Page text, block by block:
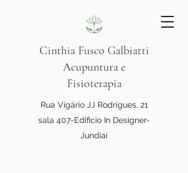
Cinthia Fusco Galbiatti
Acupuntura e
Fisioterapia
Rua Vigário JJ Rodrigues, 21
sala 407-Edificio In Designer-
Jundiaí